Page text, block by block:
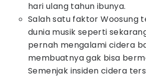
hari ulang tahun ibunya.
Salah satu faktor Woosung
dunia musik seperti
pernah mengalami cidera
membuatnya gak bisa
Semenjak insiden cidera